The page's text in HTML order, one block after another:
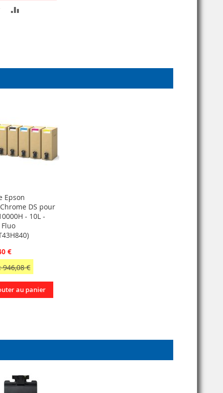
AJOUTER
Epson
DS pour
- 10L -
Fluo
€
946,08 €
au panier